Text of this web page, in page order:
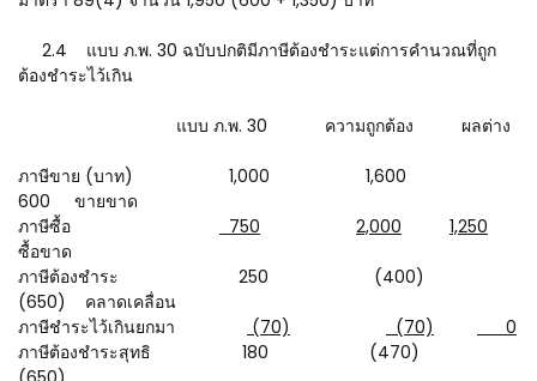
2.4 แบบ ภ.พ. 30 ฉบับปกติมีภาษีต้องชำระแต่การคำนวณที่ถูก
ต้องชำระไว้เกิน
แบบ ภ.พ. 30 ความถูกต้อง ผลต่าง
ภาษีขาย (บาท) 1,000 1,600
600 ขายขาด
ภาษีซื้อ
750 2,000
1,250
ซื้อขาด
ภาษีต้องชำระ 250 (400)
(650) คลาดเคลื่อน
ภาษีชำระไว้เกินยกมา
(70) (70)
0
ภาษีต้องชำระสุทธิ 180 (470)